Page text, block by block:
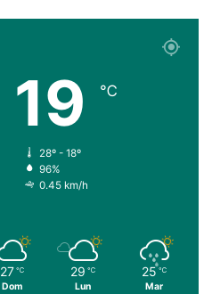
19 ℃
28º - 18º
96%
0.45 km/h
27 ℃
Dom
29 ℃
Lun
25 ℃
Mar